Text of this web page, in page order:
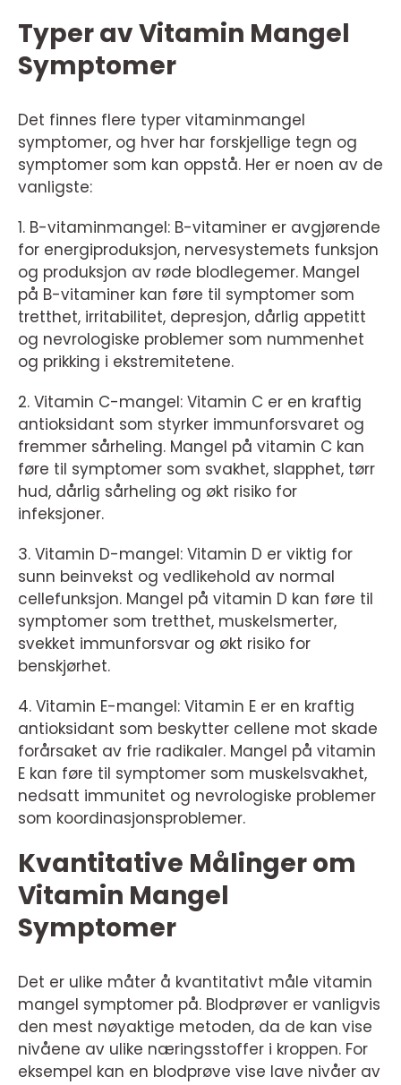
Typer av Vitamin Mangel
Symptomer
Det finnes flere typer vitaminmangel
symptomer, og hver har forskjellige tegn og
symptomer som kan oppstå. Her er noen av de
vanligste:
1. B-vitaminmangel: B-vitaminer er avgjørende
for energiproduksjon, nervesystemets funksjon
og produksjon av røde blodlegemer. Mangel
på B-vitaminer kan føre til symptomer som
tretthet, irritabilitet, depresjon, dårlig appetitt
og nevrologiske problemer som nummenhet
og prikking i ekstremitetene.
2. Vitamin C-mangel: Vitamin C er en kraftig
antioksidant som styrker immunforsvaret og
fremmer sårheling. Mangel på vitamin C kan
føre til symptomer som svakhet, slapphet, tørr
hud, dårlig sårheling og økt risiko for
infeksjoner.
3. Vitamin D-mangel: Vitamin D er viktig for
sunn beinvekst og vedlikehold av normal
cellefunksjon. Mangel på vitamin D kan føre til
symptomer som tretthet, muskelsmerter,
svekket immunforsvar og økt risiko for
benskjørhet.
4. Vitamin E-mangel: Vitamin E er en kraftig
antioksidant som beskytter cellene mot skade
forårsaket av frie radikaler. Mangel på vitamin
E kan føre til symptomer som muskelsvakhet,
nedsatt immunitet og nevrologiske problemer
som koordinasjonsproblemer.
Kvantitative Målinger om
Vitamin Mangel
Symptomer
Det er ulike måter å kvantitativt måle vitamin
mangel symptomer på. Blodprøver er vanligvis
den mest nøyaktige metoden, da de kan vise
nivåene av ulike næringsstoffer i kroppen. For
eksempel kan en blodprøve vise lave nivåer av